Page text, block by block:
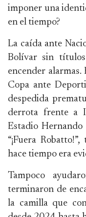
imponer una
en el tiempo?
La caída ante
Bolívar sin
encender
Copa ante
despedida
derrota frente a
Estadio
“¡Fuera
hace tiempo era
Tampoco
terminaron de
la camilla que